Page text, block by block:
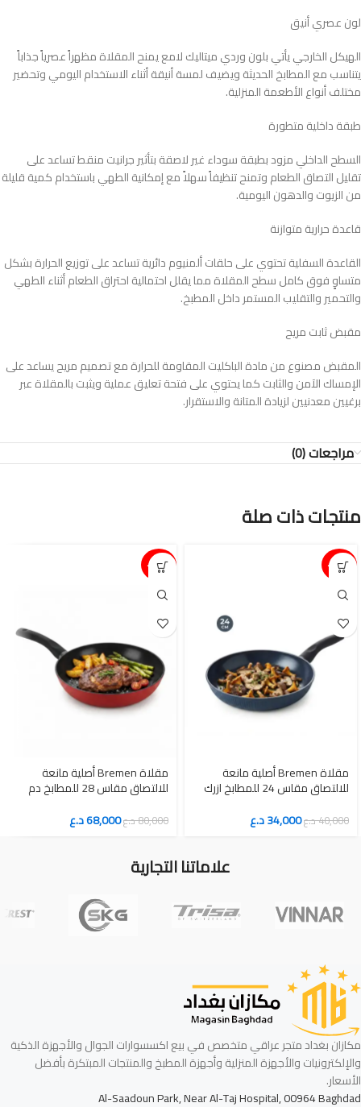
لون عصري أنيق
الهيكل الخارجي يأتي بلون وردي ميتاليك لامع يمنح المقلاة مظهراً عصرياً جذاباً
يتناسب مع المطابخ الحديثة ويضيف لمسة أنيقة أثناء الاستخدام اليومي وتحضير
مختلف أنواع الأطعمة المنزلية.
طبقة داخلية متطورة
السطح الداخلي مزود بطبقة سوداء غير لاصقة بتأثير جرانيت منقط تساعد على
تقليل التصاق الطعام وتمنح تنظيفاً سهلاً مع إمكانية الطهي باستخدام كمية قليلة
من الزيوت والدهون اليومية.
قاعدة حرارية متوازنة
القاعدة السفلية تحتوي على حلقات ألمنيوم دائرية تساعد على توزيع الحرارة بشكل
متساوٍ فوق كامل سطح المقلاة مما يقلل احتمالية احتراق الطعام أثناء الطهي
والتحمير والتقليب المستمر داخل المطبخ.
مقبض ثابت مريح
المقبض مصنوع من مادة الباكليت المقاومة للحرارة مع تصميم مريح يساعد على
الإمساك الآمن والثابت كما يحتوي على فتحة تعليق عملية ويثبت بالمقلاة عبر
برغيين معدنيين لزيادة المتانة والاستقرار.
مراجعات (0)
منتجات ذات صلة
15%-
مقلاة Bremen أصلية مانعة
للالتصاق مقاس 24 للمطابخ ازرك
40,000د.ع34,000د.ع
15%-
مقلاة Bremen أصلية مانعة
للالتصاق مقاس 28 للمطابخ دم
80,000د.ع68,000د.ع
علاماتنا التجارية
مكازان بغداد متجر عراقي متخصص في بيع اكسسوارات الجوال والأجهزة الذكية
والإلكترونيات والأجهزة المنزلية وأجهزة المطبخ والمنتجات المبتكرة بأفضل
الأسعار.
Al-Saadoun Park, Near Al-Taj Hospital, 00964 Baghdad